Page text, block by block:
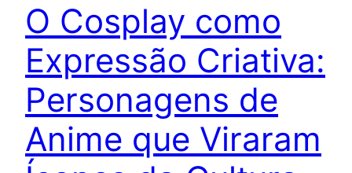
O Cosplay como
Expressão Criativa:
Personagens de
Anime que Viraram